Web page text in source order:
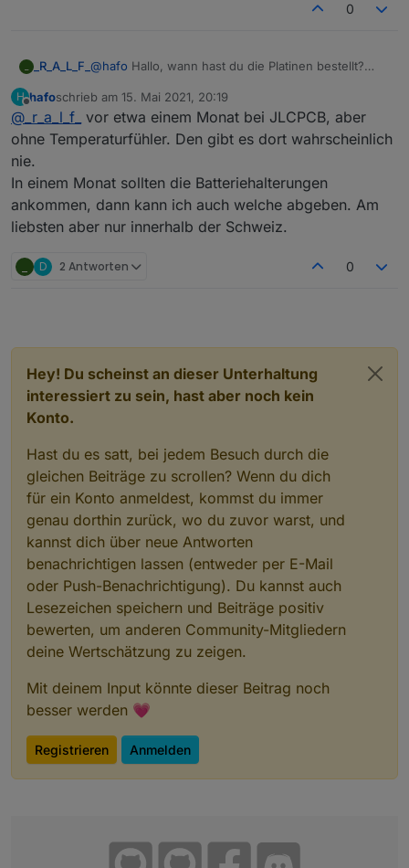
0
_R_A_L_F_ @hafo Hallo, wann hast du die Platinen bestellt?
H
Offline
hafoschrieb am 15. Mai 2021, 20:19
zuletzt editiert von
@ _r_a_l_f_ vor etwa einem Monat bei JLCPCB, aber
ohne Temperaturfühler. Den gibt es dort wahrscheinlich
nie.
In einem Monat sollten die Batteriehalterungen
ankommen, dann kann ich auch welche abgeben. Am
liebsten aber nur innerhalb der Schweiz.
D 2 Antworten 0
Hey! Du scheinst an dieser Unterhaltung
interessiert zu sein, hast aber noch kein
Konto.
Hast du es satt, bei jedem Besuch durch die
gleichen Beiträge zu scrollen? Wenn du dich
für ein Konto anmeldest, kommst du immer
genau dorthin zurück, wo du zuvor warst, und
kannst dich über neue Antworten
benachrichtigen lassen (entweder per E-Mail
oder Push-Benachrichtigung). Du kannst auch
Lesezeichen speichern und Beiträge positiv
bewerten, um anderen Community-Mitgliedern
deine Wertschätzung zu zeigen.
Mit deinem Input könnte dieser Beitrag noch
besser werden 💗
Registrieren Anmelden